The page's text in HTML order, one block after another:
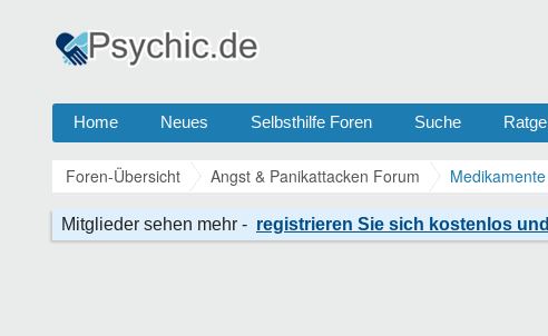
Home Neues Selbsthilfe Foren Suche
Foren-Übersicht Angst & Panikattacken Forum